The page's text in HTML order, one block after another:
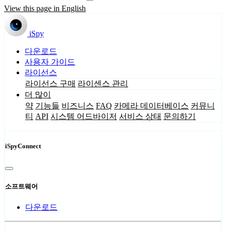
View this page in English
iSpy
다운로드
사용자 가이드
라이선스
라이선스 구매 라이센스 관리
더 많이
약 기능들 비즈니스 FAQ 카메라 데이터베이스 커뮤니
티 API 시스템 어드바이저 서비스 상태 문의하기
iSpyConnect
소프트웨어
다운로드